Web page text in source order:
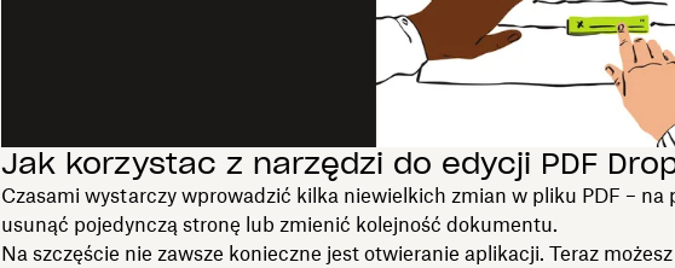
Jak korzystać z narzędzi do edycji PDF
Czasami wystarczy wprowadzić kilka niewielkich zmian w pliku PDF – na
usunąć pojedynczą stronę lub zmienić kolejność dokumentu.
Na szczęście nie zawsze konieczne jest otwieranie aplikacji. Teraz możesz